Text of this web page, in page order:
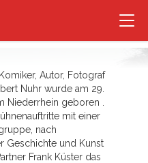
Autor, Fotograf
Nuhr wurde am 29.
Niederrhein geboren .
mit einer
nach
Geschichte und Kunst
Frank Küster das